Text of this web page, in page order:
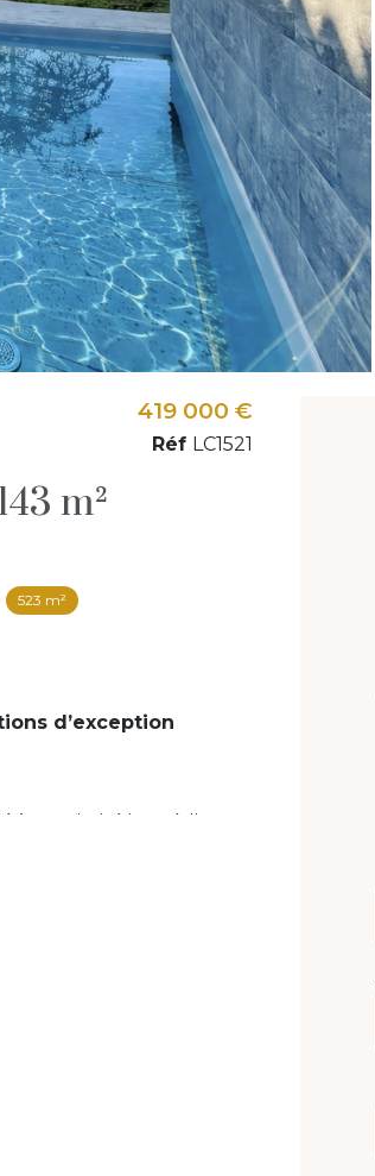
Maison 5 pièce(s) 4 chambre(s) 143 m²
523 m²
419 000 €
Réf LC1521
d’exception
confort de vie rare.
nuit.